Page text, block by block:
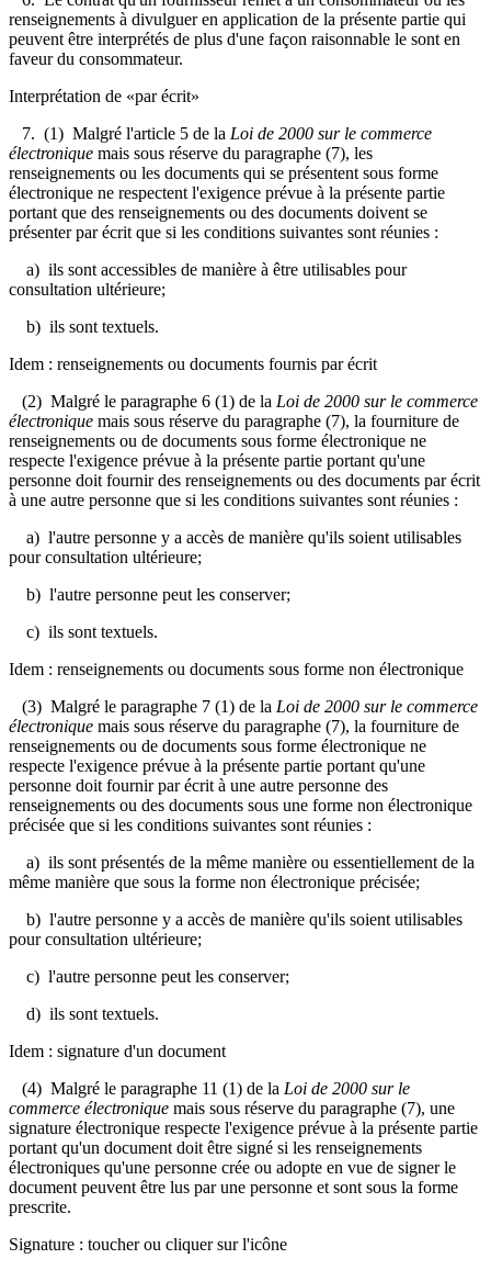
renseignements à divulguer en application de la présente partie qui
peuvent être interprétés de plus d'une façon raisonnable le sont en
faveur du consommateur.
Interprétation de «par écrit»
7. (1) Malgré l'article 5 de la Loi de 2000 sur le commerce
électronique mais sous réserve du paragraphe (7), les
renseignements ou les documents qui se présentent sous forme
électronique ne respectent l'exigence prévue à la présente partie
portant que des renseignements ou des documents doivent se
présenter par écrit que si les conditions suivantes sont réunies :
a) ils sont accessibles de manière à être utilisables pour
consultation ultérieure;
b) ils sont textuels.
Idem : renseignements ou documents fournis par écrit
(2) Malgré le paragraphe 6 (1) de la Loi de 2000 sur le commerce
électronique mais sous réserve du paragraphe (7), la fourniture de
renseignements ou de documents sous forme électronique ne
respecte l'exigence prévue à la présente partie portant qu'une
personne doit fournir des renseignements ou des documents par écrit
à une autre personne que si les conditions suivantes sont réunies :
a) l'autre personne y a accès de manière qu'ils soient utilisables
pour consultation ultérieure;
b) l'autre personne peut les conserver;
c) ils sont textuels.
Idem : renseignements ou documents sous forme non électronique
(3) Malgré le paragraphe 7 (1) de la Loi de 2000 sur le commerce
électronique mais sous réserve du paragraphe (7), la fourniture de
renseignements ou de documents sous forme électronique ne
respecte l'exigence prévue à la présente partie portant qu'une
personne doit fournir par écrit à une autre personne des
renseignements ou des documents sous une forme non électronique
précisée que si les conditions suivantes sont réunies :
a) ils sont présentés de la même manière ou essentiellement de la
même manière que sous la forme non électronique précisée;
b) l'autre personne y a accès de manière qu'ils soient utilisables
pour consultation ultérieure;
c) l'autre personne peut les conserver;
d) ils sont textuels.
Idem : signature d'un document
(4) Malgré le paragraphe 11 (1) de la Loi de 2000 sur le
commerce électronique mais sous réserve du paragraphe (7), une
signature électronique respecte l'exigence prévue à la présente partie
portant qu'un document doit être signé si les renseignements
électroniques qu'une personne crée ou adopte en vue de signer le
document peuvent être lus par une personne et sont sous la forme
prescrite.
Signature : toucher ou cliquer sur l'icône